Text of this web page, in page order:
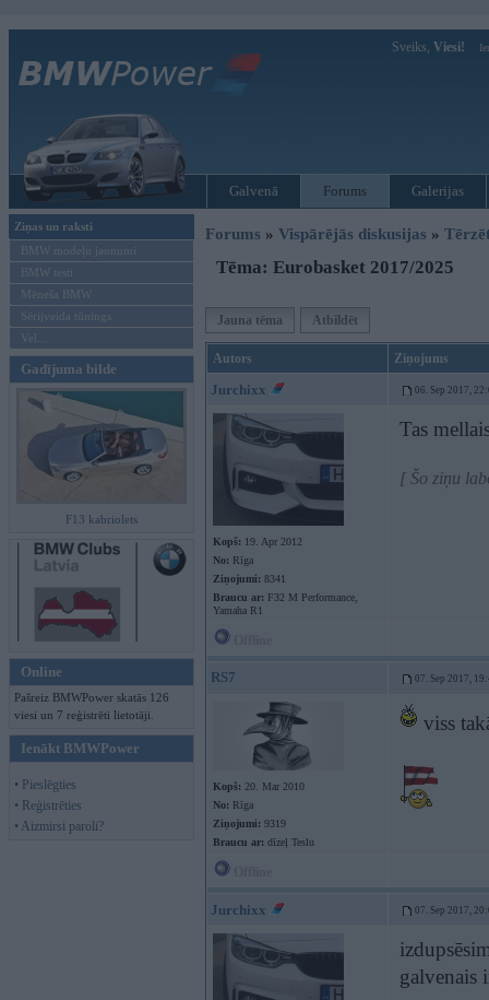
Sveiks, Viesi!
Galvenā Forums Galerijas
Ziņas un raksti
BMW modeļu jaunumi
BMW testi
Mēneša BMW
Sērijveida tūnings
Vel...
Gadījuma bilde
F13 kabriolets
Online
Pašreiz BMWPower skatās 126
viesi un 7 reģistrēti lietotāji.
Ienākt BMWPower
• Pieslēgties
• Reģistrēties
• Aizmirsi paroli?
Forums » Vispārējās diskusijas »
Tēma: Eurobasket 2017/2025
Jauna tēma Atbildēt
Autors Ziņojums
Jurchixx 06. Sep 2017,
Kopš: 19. Apr 2012
No: Rīga
Ziņojumi: 8341
Braucu ar: F32 M Performance,
Yamaha R1
Tas
[ Šo ziņu
RS7 07. Sep 2017,
Kopš: 20. Mar 2010
No: Rīga
Ziņojumi: 9319
Braucu ar: dīzeļ Teslu
viss
Jurchixx 07. Sep 2017,
galvenais